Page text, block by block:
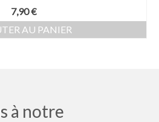
7,90€
AU PANIER
à notre